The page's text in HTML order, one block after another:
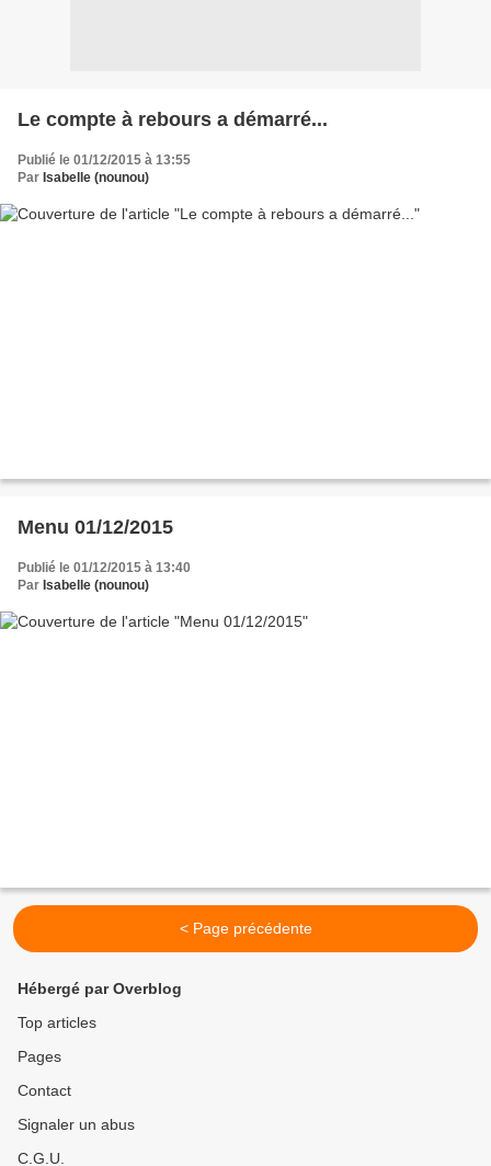
Le compte à rebours a démarré...
Publié le 01/12/2015 à 13:55
Par Isabelle (nounou)
Menu 01/12/2015
Publié le 01/12/2015 à 13:40
Par Isabelle (nounou)
< Page précédente
Hébergé par Overblog
Top articles
Pages
Contact
Signaler un abus
C.G.U.